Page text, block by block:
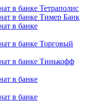
в банке Тетраполис
в банке Тимер Банк
в банке
в банке Торговый
в банке Тинькофф
в банке
в банке